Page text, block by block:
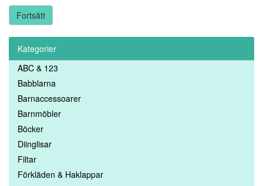
Fortsätt
Kategorier
ABC & 123
Babblarna
Barnaccessoarer
Barnmöbler
Böcker
Diinglisar
Filtar
Förkläden & Haklappar